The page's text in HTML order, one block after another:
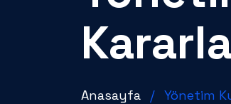
Anasayfa / Yönetim